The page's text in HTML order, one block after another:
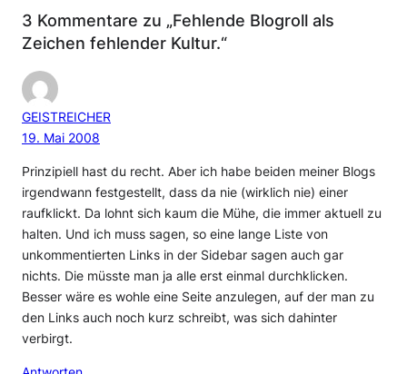
3 Kommentare zu „Fehlende Blogroll als
Zeichen fehlender Kultur.“
GEISTREICHER
19. Mai 2008
Prinzipiell hast du recht. Aber ich habe beiden meiner Blogs
irgendwann festgestellt, dass da nie (wirklich nie) einer
raufklickt. Da lohnt sich kaum die Mühe, die immer aktuell zu
halten. Und ich muss sagen, so eine lange Liste von
unkommentierten Links in der Sidebar sagen auch gar
nichts. Die müsste man ja alle erst einmal durchklicken.
Besser wäre es wohle eine Seite anzulegen, auf der man zu
den Links auch noch kurz schreibt, was sich dahinter
verbirgt.